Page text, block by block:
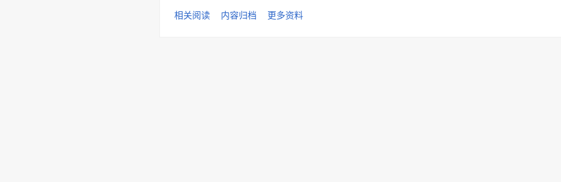
相关阅读 内容归档 更多资料